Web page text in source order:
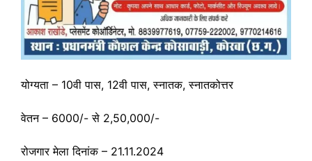
योग्यता – 10वी पास, 12वी पास, स्नातक, स्नातकोत्तर
वेतन – 6000/- से 2,50,000/-
रोजगार मेला दिनांक – 21.11.2024